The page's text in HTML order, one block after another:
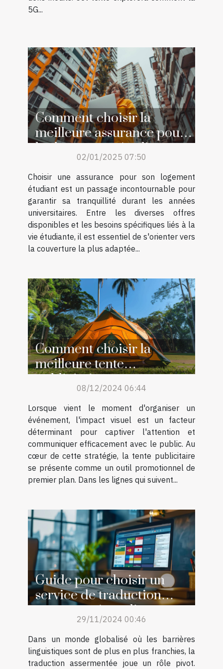
5G...
Comment choisir la
meilleure assurance pour
les logements étudiants
02/01/2025 07:50
Choisir une assurance pour son logement
étudiant est un passage incontournable pour
garantir sa tranquillité durant les années
universitaires. Entre les diverses offres
disponibles et les besoins spécifiques liés à la
vie étudiante, il est essentiel de s'orienter vers
la couverture la plus adaptée...
Comment choisir la
meilleure tente
publicitaire pour votre
événement08/12/2024 06:44
Lorsque vient le moment d'organiser un
événement, l'impact visuel est un facteur
déterminant pour captiver l'attention et
communiquer efficacement avec le public. Au
cœur de cette stratégie, la tente publicitaire
se présente comme un outil promotionnel de
premier plan. Dans les lignes qui suivent...
Guide pour choisir un
service de traduction
assermentée en ligne
29/11/2024 00:46
Dans un monde globalisé où les barrières
linguistiques sont de plus en plus franchies, la
traduction assermentée joue un rôle pivot.